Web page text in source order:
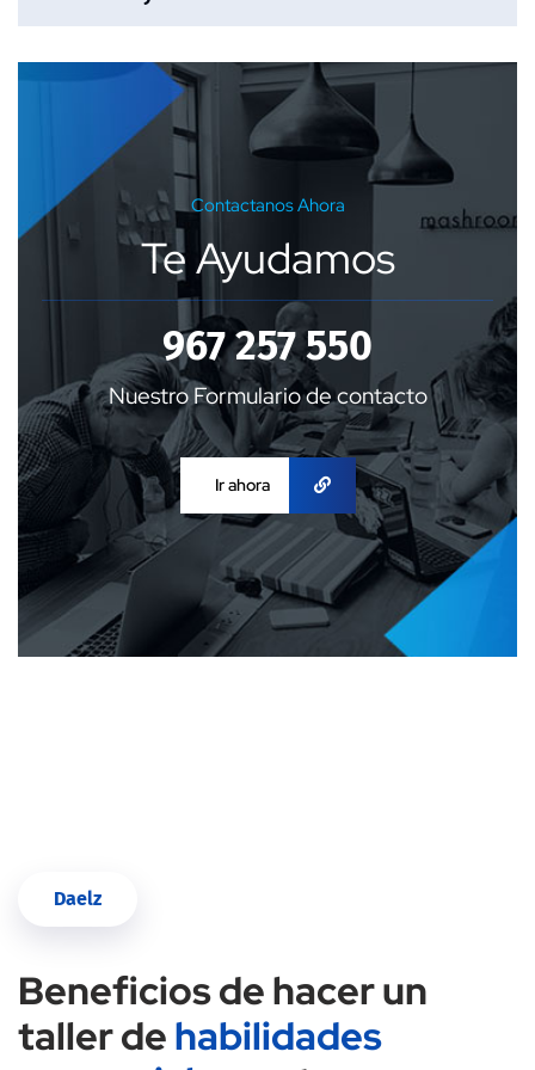
Contactanos Ahora
Te Ayudamos
967 257 550
Nuestro Formulario de contacto
Ir ahora
Daelz
Beneficios de hacer un
taller dehabilidades